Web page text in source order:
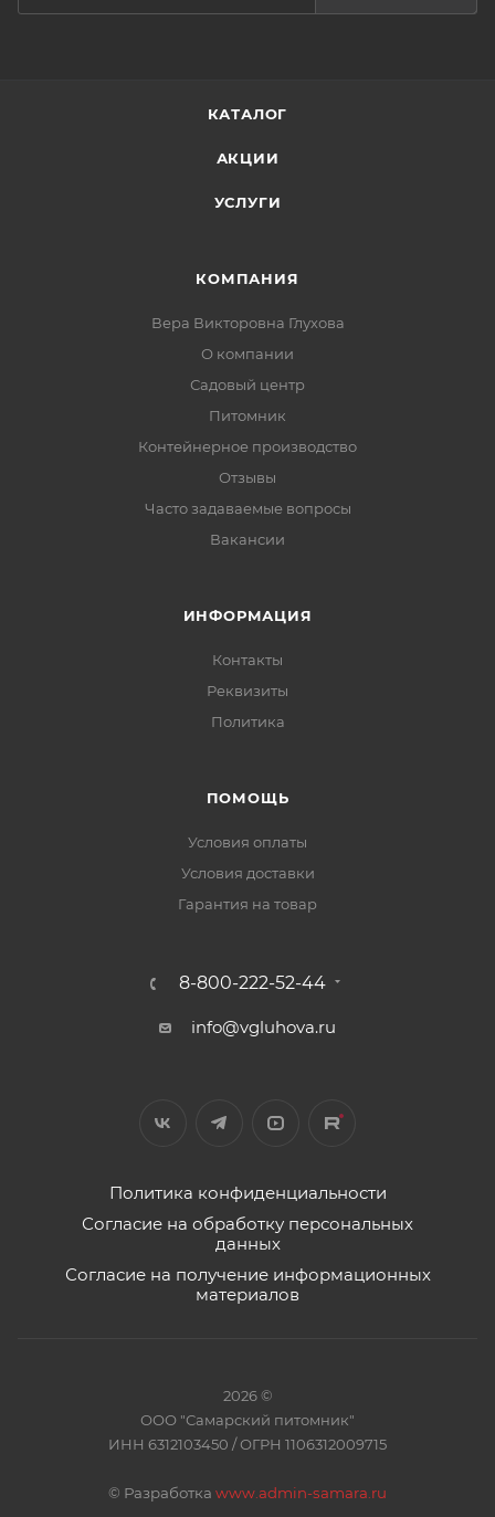
КАТАЛОГ
АКЦИИ
УСЛУГИ
КОМПАНИЯ
Вера Викторовна Глухова
О компании
Садовый центр
Питомник
Контейнерное производство
Отзывы
Часто задаваемые вопросы
Вакансии
ИНФОРМАЦИЯ
Контакты
Реквизиты
Политика
ПОМОЩЬ
Условия оплаты
Условия доставки
Гарантия на товар
8-800-222-52-44
info@vgluhova.ru
Политика конфиденциальности
Согласие на обработку персональных
данных
Согласие на получение информационных
материалов
2026 ©
ООО "Самарский питомник"
ИНН 6312103450 / ОГРН 1106312009715
© Разработка www.admin-samara.ru